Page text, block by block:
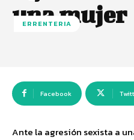
una mujer
ERRENTERIA
Facebook
Ante la agresión sexista a